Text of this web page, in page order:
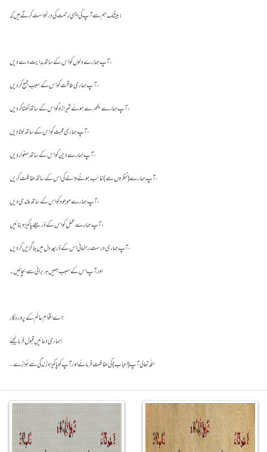
بیشک ہم سے آپ کی ایسی رحمت کی درخواست کرتے ہیں کہ :
آپ ہمارے دلوں کو اس کے ساتھ ہدایت دے دیں،
آپ ہماری طاقت کو اس کے سبب جمع کر دیں،
آپ ہمارے بکھرے ہوئے شیرازہ کو اس کے ساتھ اکھٹا کر دیں،
آپ ہماری محبت کو اس کے ساتھ لوٹادیں،
آپ ہمارے دین کو اس کے ساتھ سنوار دیں،
آپ ہمارے (نظروں سے) غائب ہونے والے کی اس کے ساتھ حفاظت کریں،
آپ ہمارے موجود کو اس کے ساتھ بلندی دیں،
آپ ہمارے عمل کو اس کے ذریعے پاکیزہ بنائیں،
آپ ہماری درست رہنمائی اس کے ذریعہ دل میں جاگزیں کردیں،
اے اقوامِ عالَم کے پروردگار !
ہماری دعائیں قبول فرما لیجئے!
اللّٰہ تعالیٰ آپ (احباب) کی حفاظت فرمائے اور آپ کو پاکیزہ زندگی سے نوازے۔